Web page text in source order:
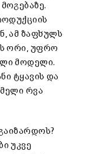
ამ ზაფხულს
ორი, უფრო
მოდელი.
ტყავის და
რვა
უკვე